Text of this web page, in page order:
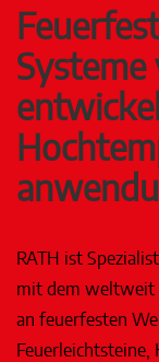
Systeme
RATH ist
mit dem weltweit
an feuerfesten